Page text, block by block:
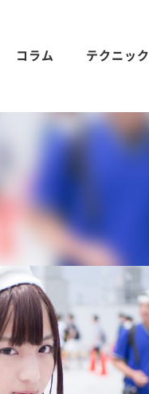
コラム テクニック